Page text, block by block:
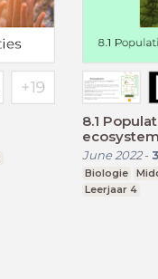
8.1
June 2022-
Biologie
Leerjaar 4